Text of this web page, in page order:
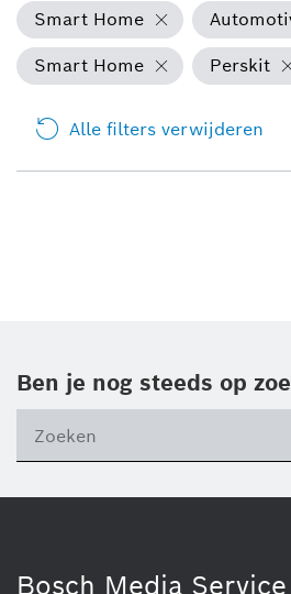
Smart Home
Smart Home
Perskit
Alle filters verwijderen
Ben je nog steeds op
Bosch Media Service